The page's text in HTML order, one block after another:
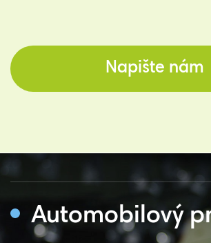
Napište nám
Automobilový